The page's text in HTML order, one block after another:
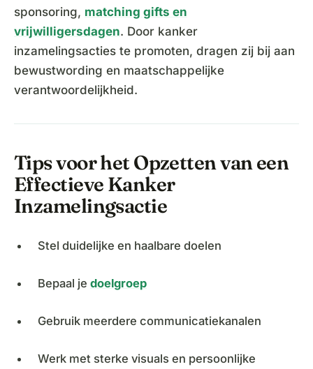
sponsoring, matching gifts en
vrijwilligersdagen. Door kanker
inzamelingsacties te promoten, dragen zij bij aan
bewustwording en maatschappelijke
verantwoordelijkheid.
Tips voor het Opzetten van een
Effectieve Kanker
Inzamelingsactie
Stel duidelijke en haalbare doelen
Bepaal je doelgroep
Gebruik meerdere communicatiekanalen
Werk met sterke visuals en persoonlijke